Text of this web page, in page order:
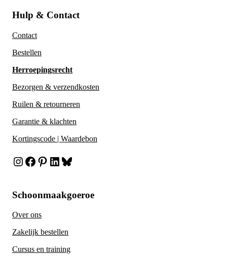
Hulp & Contact
Contact
Bestellen
Herroepingsrecht
Bezorgen & verzendkosten
Ruilen & retourneren
Garantie & klachten
Kortingscode | Waardebon
Instagram
Facebook
Pinterest
LinkedIn
Bluesky
Schoonmaakgoeroe
Over ons
Zakelijk bestellen
Cursus en training